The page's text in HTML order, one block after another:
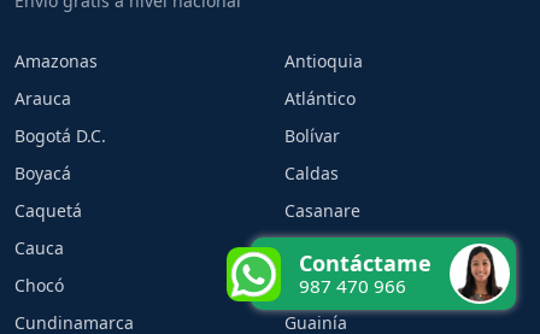
Amazonas
Antioquia
Arauca
Atlántico
Bogotá D.C.
Bolívar
Boyacá
Caldas
Caquetá
Casanare
Cauca
Chocó
Córdoba
Cundinamarca
Guainía
Contáctame
987 470 966